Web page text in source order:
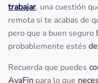
trabajar, una cuestión
remota si te acabas de
pero que a buen seguro
probablemente estés
Recuerda que puedes
AvaFin para lo que